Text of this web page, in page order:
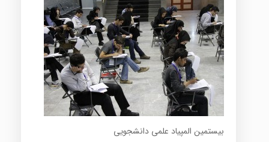
بیستمین المپیاد علمی دانشجویی